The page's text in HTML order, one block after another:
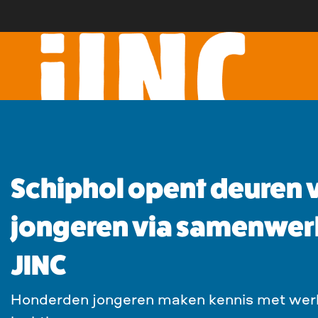
Schiphol opent deuren
jongeren via
JINC
Honderden jongeren maken kennis met